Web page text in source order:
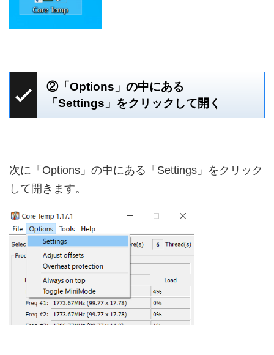
②「Options」の中にある
「Settings」をクリックして開く
次に「Options」の中にある「Settings」をクリック
して開きます。